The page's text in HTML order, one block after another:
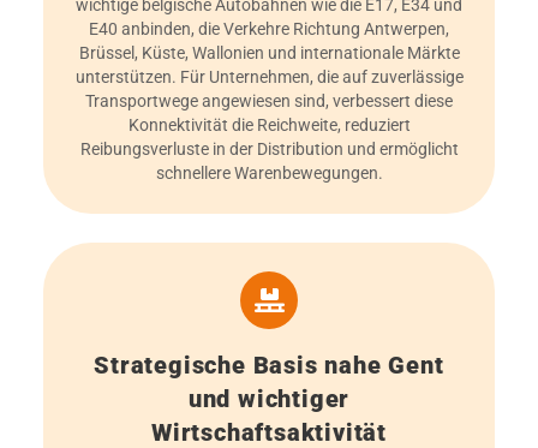
wichtige belgische Autobahnen wie die E17, E34 und
E40 anbinden, die Verkehre Richtung Antwerpen,
Brüssel, Küste, Wallonien und internationale Märkte
unterstützen. Für Unternehmen, die auf zuverlässige
Transportwege angewiesen sind, verbessert diese
Konnektivität die Reichweite, reduziert
Reibungsverluste in der Distribution und ermöglicht
schnellere Warenbewegungen.
Strategische Basis nahe Gent
und wichtiger
Wirtschaftsaktivität